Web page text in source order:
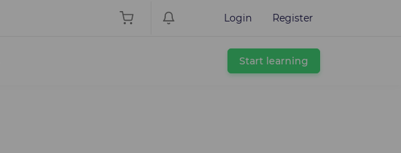
Login Register
Start learning